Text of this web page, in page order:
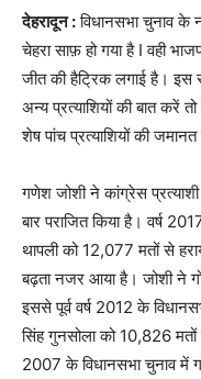
देहरादून :विधानसभा चुनाव के
चेहरा साफ़ हो गया है I वही
जीत की हैट्रिक लगाई है। इस
अन्य प्रत्याशियों की बात करें
शेष पांच प्रत्याशियों की
गणेश जोशी ने कांग्रेस प्रत्याशी
बार पराजित किया है। वर्ष
थापली को 12,077 मतों से
बढ़ता नजर आया है। जोशी ने
इससे पूर्व वर्ष 2012 के
सिंह गुनसोला को 10,826
2007 के विधानसभा चुनाव में